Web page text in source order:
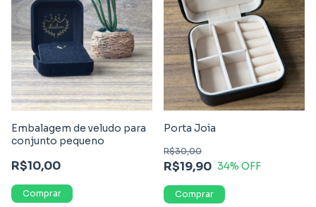
Embalagem de veludo para
conjunto pequeno
R$10,00
Porta Joia
R$19,90
R$30,00
34% OFF